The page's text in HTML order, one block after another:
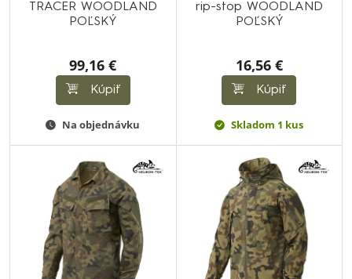
TRACER WOODLAND
POĽSKÝ
99,16 €
Kúpiť
Na objednávku
rip-stop WOODLAND
POĽSKÝ
16,56 €
Kúpiť
Skladom 1 kus